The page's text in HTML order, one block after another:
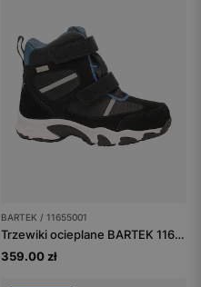
BARTEK / 11655001
Trzewiki ocieplane BARTEK 11655001, czarny
359.00 zł